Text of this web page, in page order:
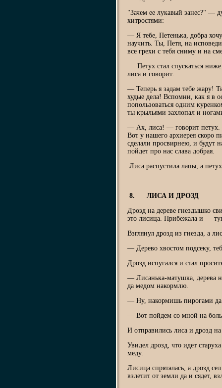
"Зачем ее лукавый занес?" —
хитростями:
— Я тебе, Петенька, добра
научить. Ты, Петя, на
все грехи с тебя сниму и на
Петух стал спускаться
лиса и говорит:
— Теперь я задам тебе жару!
худые дела! Вспомни, как я в
попользоваться одним
ты крыльями захлопал и
— Ах, лиса! — говорит петух.
Вот у нашего архиерея скоро
сделали просвирнею, и будут
пойдет про нас слава добрая.
Лиса распустила лапы, а
8. ЛИСА И ДРОЗД
Дрозд на дереве гнездышко
это лисица. Прибежала и —
Взглянул дрозд из гнезда, а
— Дерево хвостом подсеку,
Дрозд испугался и стал
— Лисанька-матушка, дерева
да медом накормлю.
— Ну, накормишь пирогами да
— Вот пойдем со мной на
И отправились лиса и дрозд
Увидел дрозд, что идет
меду.
Лисица спряталась, а дрозд
взлетит от земли да и сядет,